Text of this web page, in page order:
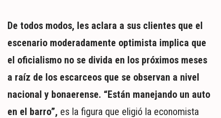
De todos modos, les aclara a sus clientes que el
escenario moderadamente optimista implica que
el oficialismo no se divida en los próximos meses
a raíz de los escarceos que se observan a nivel
nacional y bonaerense. “Están manejando un auto
en el barro”, es la figura que eligió la economista